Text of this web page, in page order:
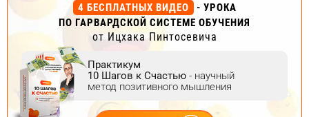
4 БЕСПЛАТНЫХ ВИДЕО
- УРОКА
ПО ГАРВАРДСКОЙ СИСТЕМЕ ОБУЧЕНИЯ
от Ицхака Пинтосевича
Практикум
10 Шагов к Счастью - научный
метод позитивного мышления